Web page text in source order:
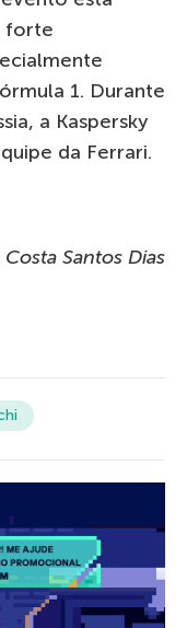
forte
1. Durante
a Kaspersky
da Ferrari.
Santos Dias